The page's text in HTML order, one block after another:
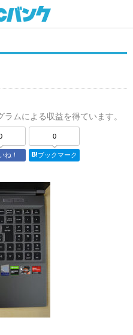
ムによる収益を得ています。
ね！
0
ブックマーク